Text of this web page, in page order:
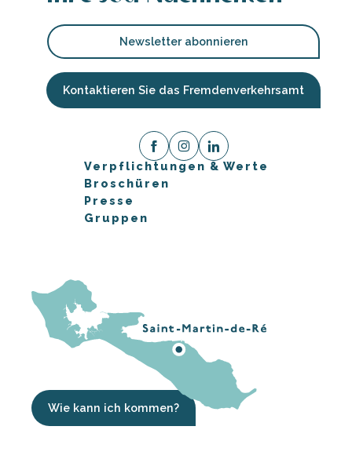
Newsletter abonnieren
Kontaktieren Sie das Fremdenverkehrsamt
Verpflichtungen & Werte
Broschüren
Presse
Gruppen
Wie kann ich kommen?